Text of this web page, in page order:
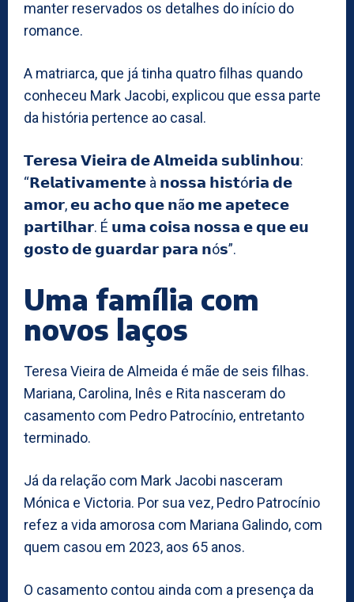
manter reservados os detalhes do início do
romance.
A matriarca, que já tinha quatro filhas quando
conheceu Mark Jacobi, explicou que essa parte
da história pertence ao casal.
𝗧𝗲𝗿𝗲𝘀𝗮 𝗩𝗶𝗲𝗶𝗿𝗮 𝗱𝗲 𝗔𝗹𝗺𝗲𝗶𝗱𝗮 𝘀𝘂𝗯𝗹𝗶𝗻𝗵𝗼𝘂:
“𝗥𝗲𝗹𝗮𝘁𝗶𝘃𝗮𝗺𝗲𝗻𝘁𝗲 à 𝗻𝗼𝘀𝘀𝗮 𝗵𝗶𝘀𝘁ó𝗿𝗶𝗮 𝗱𝗲
𝗮𝗺𝗼𝗿, 𝗲𝘂 𝗮𝗰𝗵𝗼 𝗾𝘂𝗲 𝗻ã𝗼 𝗺𝗲 𝗮𝗽𝗲𝘁𝗲𝗰𝗲
𝗽𝗮𝗿𝘁𝗶𝗹𝗵𝗮𝗿. É 𝘂𝗺𝗮 𝗰𝗼𝗶𝘀𝗮 𝗻𝗼𝘀𝘀𝗮 𝗲 𝗾𝘂𝗲 𝗲𝘂
𝗴𝗼𝘀𝘁𝗼 𝗱𝗲 𝗴𝘂𝗮𝗿𝗱𝗮𝗿 𝗽𝗮𝗿𝗮 𝗻ó𝘀”.
Uma família com
novos laços
Teresa Vieira de Almeida é mãe de seis filhas.
Mariana, Carolina, Inês e Rita nasceram do
casamento com Pedro Patrocínio, entretanto
terminado.
Já da relação com Mark Jacobi nasceram
Mónica e Victoria. Por sua vez, Pedro Patrocínio
refez a vida amorosa com Mariana Galindo, com
quem casou em 2023, aos 65 anos.
O casamento contou ainda com a presença da